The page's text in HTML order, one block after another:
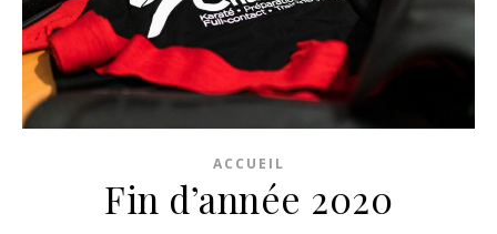
ACCUEIL
Fin d’année 2020